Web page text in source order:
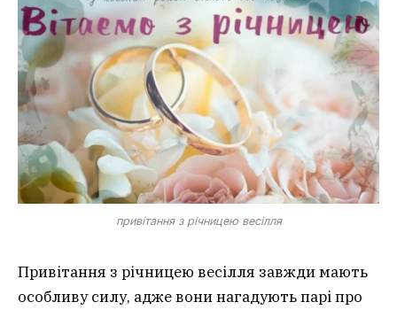
привітання з річницею весілля
Привітання з річницею весілля завжди мають
особливу силу, адже вони нагадують парі про